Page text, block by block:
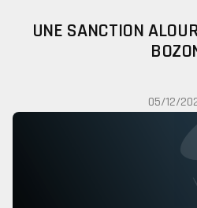
UNE SANCTION
05/12/